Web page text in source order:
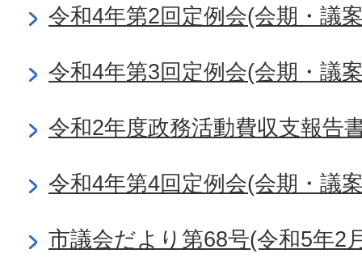
令和4年第2回定例会(会期・議
令和4年第3回定例会(会期・議
令和2年度政務活動費収支報告
令和4年第4回定例会(会期・議
市議会だより第68号(令和5年2